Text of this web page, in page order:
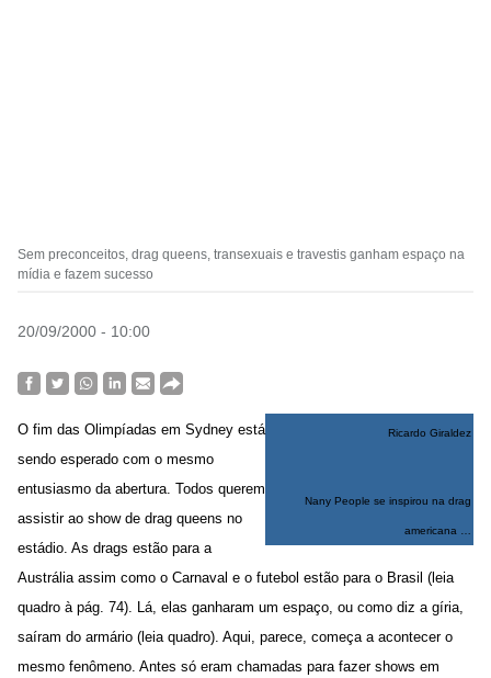
Sem preconceitos, drag queens, transexuais e travestis ganham espaço na
mídia e fazem sucesso
20/09/2000 - 10:00
Ricardo Giraldez
Nany People se inspirou na drag
americana …
O fim das Olimpíadas em Sydney está
sendo esperado com o mesmo
entusiasmo da abertura. Todos querem
assistir ao show de drag queens no
estádio. As drags estão para a
Austrália assim como o Carnaval e o futebol estão para o Brasil (leia
quadro à pág. 74). Lá, elas ganharam um espaço, ou como diz a gíria,
saíram do armário (leia quadro). Aqui, parece, começa a acontecer o
mesmo fenômeno. Antes só eram chamadas para fazer shows em